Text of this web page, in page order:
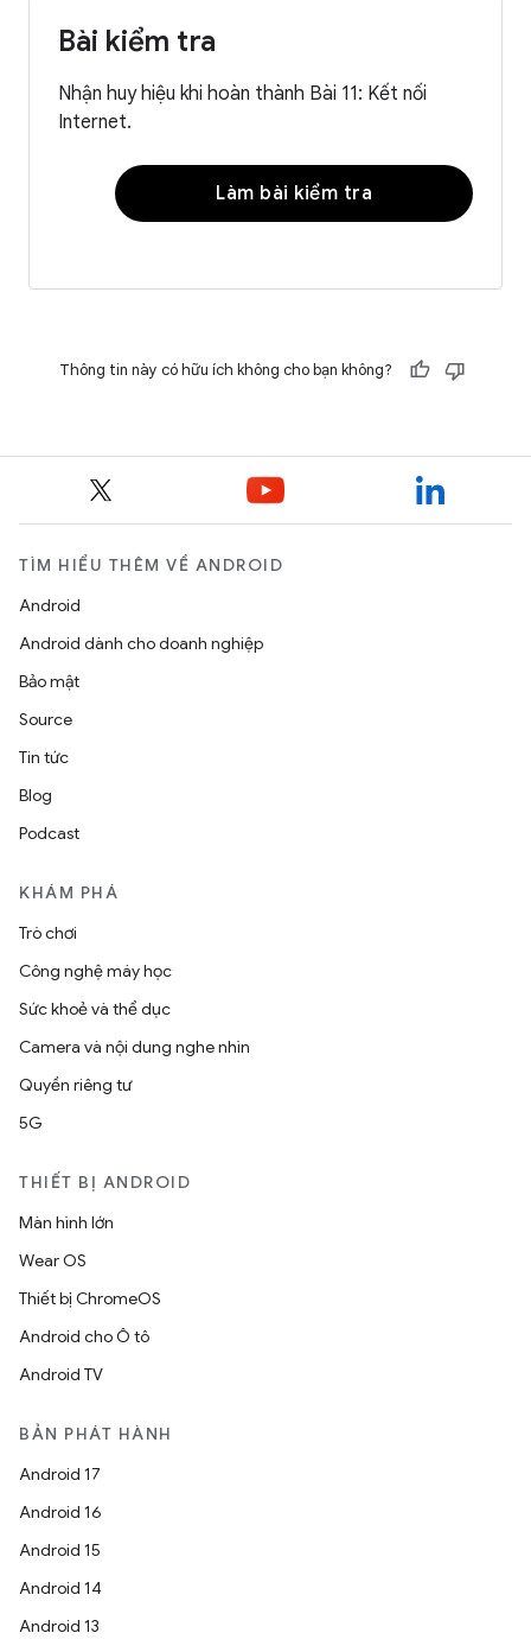
Bài kiểm tra
Nhận huy hiệu khi hoàn thành Bài 11: Kết nối
Internet.
Làm bài kiểm tra
Thông tin này có hữu ích không cho bạn không?
TÌM HIỂU THÊM VỀ ANDROID
Android
Android dành cho doanh nghiệp
Bảo mật
Source
Tin tức
Blog
Podcast
KHÁM PHÁ
Trò chơi
Công nghệ máy học
Sức khoẻ và thể dục
Camera và nội dung nghe nhìn
Quyền riêng tư
5G
THIẾT BỊ ANDROID
Màn hình lớn
Wear OS
Thiết bị ChromeOS
Android cho Ô tô
Android TV
BẢN PHÁT HÀNH
Android 17
Android 16
Android 15
Android 14
Android 13